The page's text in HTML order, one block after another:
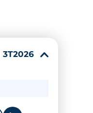
3T2026 ▾